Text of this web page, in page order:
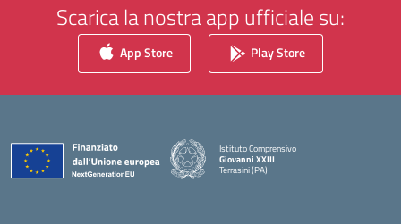
Scarica la nostra app ufficiale su:
App Store Play Store
Istituto Comprensivo
Giovanni XXIII
Terrasini (PA)